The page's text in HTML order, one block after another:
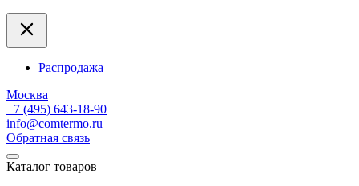
Распродажа
Москва
+7 (495) 643-18-90
info@comtermo.ru
Обратная связь
Каталог товаров